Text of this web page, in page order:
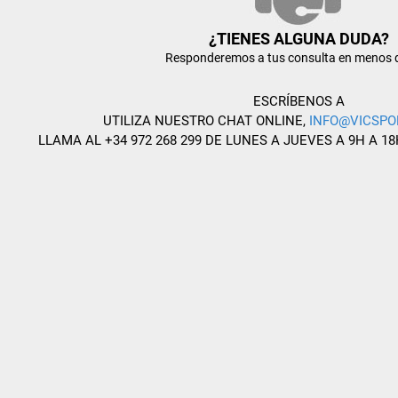
¿TIENES ALGUNA DUDA?
Responderemos a tus consulta en menos
ESCRÍBENOS A
UTILIZA NUESTRO CHAT ONLINE,
LLAMA AL +34 972 268 299 DE LUNES A JUEVES A 9H A